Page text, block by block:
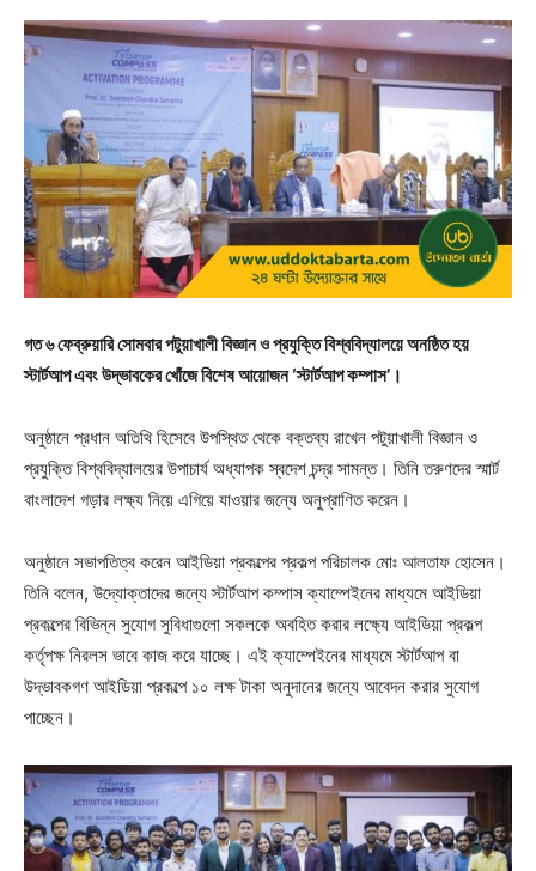
গত ৬ ফেব্রুয়ারি সোমবার পটুয়াখালী বিজ্ঞান ও প্রযুক্তি বিশ্ববিদ্যালয়ে অনষ্ঠিত হয়
স্টার্টআপ এবং উদ্ভাবকের খোঁজে বিশেষ আয়োজন ‘স্টার্টআপ কম্পাস’।
অনুষ্ঠানে প্রধান অতিথি হিসেবে উপস্থিত থেকে বক্তব্য রাখেন পটুয়াখালী বিজ্ঞান ও
প্রযুক্তি বিশ্ববিদ্যালয়ের উপাচার্য অধ্যাপক স্বদেশ চন্দ্র সামন্ত। তিনি তরুণদের স্মার্ট
বাংলাদেশ গড়ার লক্ষ্য নিয়ে এগিয়ে যাওয়ার জন্যে অনুপ্রাণিত করেন।
অনুষ্ঠানে সভাপতিত্ব করেন আইডিয়া প্রকল্পের প্রকল্প পরিচালক মোঃ আলতাফ হোসেন।
তিনি বলেন, উদ্যোক্তাদের জন্যে স্টার্টআপ কম্পাস ক্যাম্পেইনের মাধ্যমে আইডিয়া
প্রকল্পের বিভিন্ন সুযোগ সুবিধাগুলো সকলকে অবহিত করার লক্ষ্যে আইডিয়া প্রকল্প
কর্তৃপক্ষ নিরলস ভাবে কাজ করে যাচ্ছে। এই ক্যাম্পেইনের মাধ্যমে স্টার্টআপ বা
উদ্ভাবকগণ আইডিয়া প্রকল্পে ১০ লক্ষ টাকা অনুদানের জন্যে আবেদন করার সুযোগ
পাচ্ছেন।